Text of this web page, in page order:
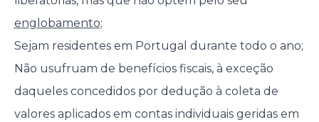
englobamento;
Sejam residentes em Portugal durante todo o ano;
Não usufruam de benefícios fiscais, à exceção
daqueles concedidos por dedução à coleta de
valores aplicados em contas individuais geridas em